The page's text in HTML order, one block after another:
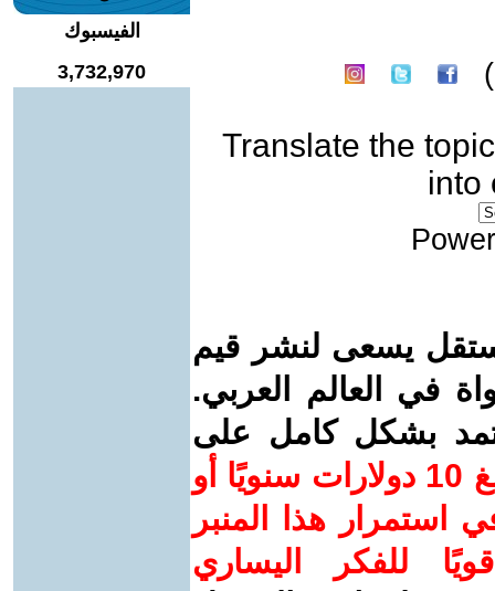
Translate the topic
into
يسعى لنشر قيم
في العالم العربي.
بشكل كامل على
ساهم/ي معنا! بدعمكم بمبلغ 10 دولارات سنويًا أو
استمرار هذا المنبر
للفكر اليساري
الفيسبوك
3,732,970